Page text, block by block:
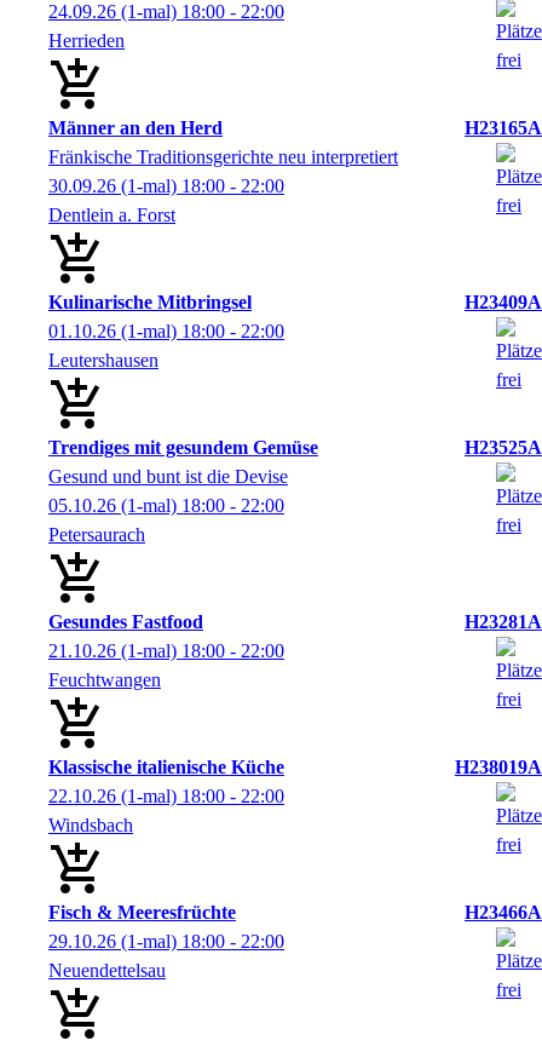
24.09.26 (1-mal) 18:00 - 22:00
Herrieden
Männer an den Herd
H23165A
Fränkische Traditionsgerichte neu interpretiert
30.09.26 (1-mal) 18:00 - 22:00
Dentlein a. Forst
Kulinarische Mitbringsel
H23409A
01.10.26 (1-mal) 18:00 - 22:00
Leutershausen
Trendiges mit gesundem Gemüse
H23525A
Gesund und bunt ist die Devise
05.10.26 (1-mal) 18:00 - 22:00
Petersaurach
Gesundes Fastfood
H23281A
21.10.26 (1-mal) 18:00 - 22:00
Feuchtwangen
Klassische italienische Küche
H238019A
22.10.26 (1-mal) 18:00 - 22:00
Windsbach
Fisch & Meeresfrüchte
H23466A
29.10.26 (1-mal) 18:00 - 22:00
Neuendettelsau